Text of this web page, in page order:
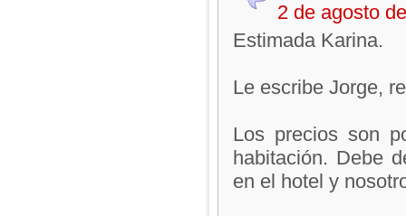
2 de agosto
Estimada Karina.
Le escribe Jorge,
Los precios son
habitación. Debe
en el hotel y